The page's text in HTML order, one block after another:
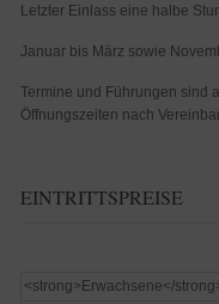
Letzter Einlass eine halbe
Januar bis März sowie
Termine und Führungen sind
Öffnungszeiten nach
EINTRITTSPREISE
<strong>Erwachsene</